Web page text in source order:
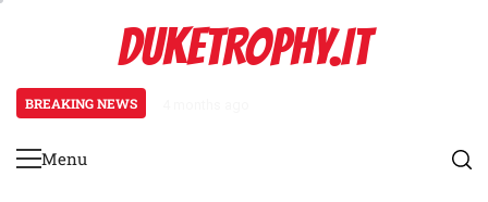
DUKETROPHY.IT
BREAKING NEWS
Primary
Menu